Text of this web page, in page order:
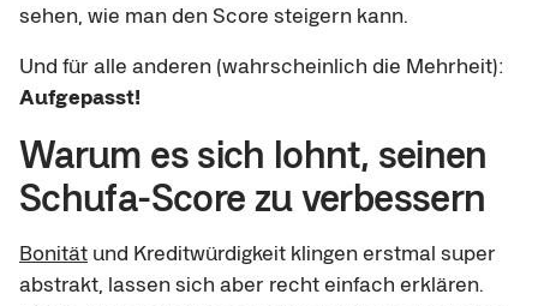
sehen, wie man den Score steigern kann.
Und für alle anderen (wahrscheinlich die Mehrheit):
Aufgepasst!
Warum es sich lohnt, seinen
Schufa-Score zu verbessern
Bonität und Kreditwürdigkeit klingen erstmal super
abstrakt, lassen sich aber recht einfach erklären.